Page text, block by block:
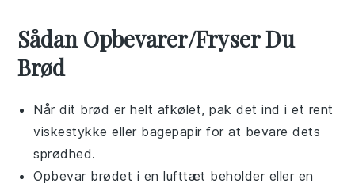
Sådan Opbevarer/Fryser Du
Brød
Når dit brød er helt afkølet, pak det ind i et rent
viskestykke eller bagepapir for at bevare dets
sprødhed.
Opbevar brødet i en lufttæt beholder eller en